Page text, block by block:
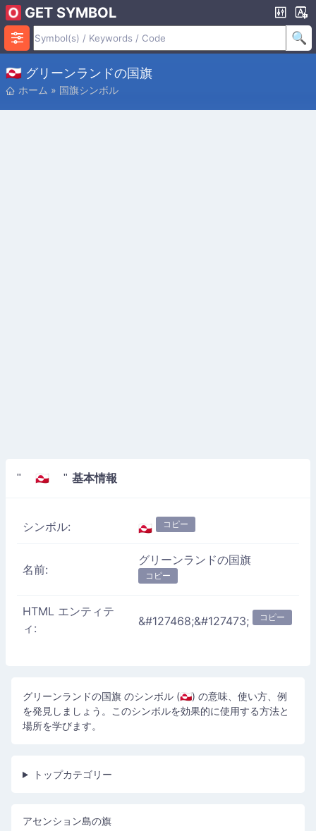
GET SYMBOL
🇬🇱 グリーンランドの国旗
ホーム » 国旗シンボル
" 🇬🇱 " 基本情報
シンボル: 🇬🇱 コピー
名前:
グリーンランドの国旗
コピー
HTML エンティテ
ィ:
&#127468;&#127473; コピー
グリーンランドの国旗 のシンボル (🇬🇱) の意味、使い方、例
を発見しましょう。このシンボルを効果的に使用する方法と
場所を学びます。
トップカテゴリー
アセンション島の旗